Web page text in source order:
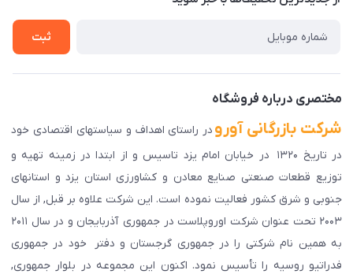
راهنمای ثبت سفارش
سوالات متداول
ثبت
مختصری درباره فروشگاه
شرکت بازرگانی آورو در راستای اهداف و سیاستهای اقتصادی خود
در تاریخ ۱۳۲۰ در خیابان امام یزد تاسیس و از ابتدا در زمینه تهیه و
توزیع قطعات صنعتی صنایع معادن و کشاورزی استان یزد و استانهای
جنوبی و شرق کشور فعالیت نموده است. این شرکت علاوه بر قبل, از سال
۲۰۰۳ تحت عنوان شرکت اوروپلاست در جمهوری آذربایجان و در سال ۲۰۱۱
به همین نام شرکتی را در جمهوری گرجستان و دفتر خود در جمهوری
فدراتیو روسیه را تأسیس نمود. اکنون این مجموعه در بلوار جمهوری,